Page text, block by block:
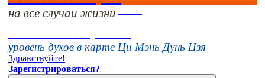
на все случаи жизни
уровень духов в карте Ци Мэнь Дунь Цзя
Здравствуйте!
Зарегистрироваться?